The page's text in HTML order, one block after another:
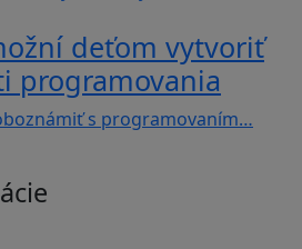
deťom vytvoriť
programovania
s programovaním…